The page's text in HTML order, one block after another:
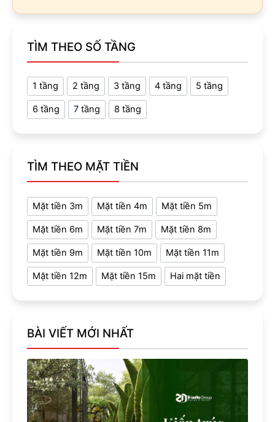
TÌM THEO SỐ TẦNG
1 tầng 2 tầng 3 tầng 4 tầng 5 tầng
6 tầng 7 tầng 8 tầng
TÌM THEO MẶT TIỀN
Mặt tiền 3m Mặt tiền 4m Mặt tiền 5m
Mặt tiền 6m Mặt tiền 7m Mặt tiền 8m
Mặt tiền 9m Mặt tiền 10m Mặt tiền 11m
Mặt tiền 12m Mặt tiền 15m Hai mặt tiền
BÀI VIẾT MỚI NHẤT